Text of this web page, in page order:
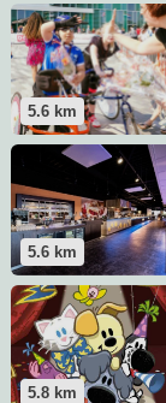
5.6 km
Lees meer GSC
5.6 km
Lees meer
5.8 km
Lees meer